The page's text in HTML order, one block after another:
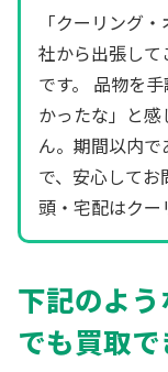
「クーリング
社から出張し
です。 品物を
かったな」と
ん。期間以内
で、安心して
頭・宅配はク
下記のよ
でも買取で